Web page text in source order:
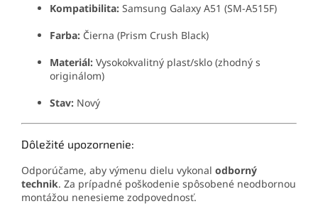
Kompatibilita: Samsung Galaxy A51 (SM-A515F)
Farba: Čierna (Prism Crush Black)
Materiál: Vysokokvalitný plast/sklo (zhodný s
originálom)
Stav: Nový
Dôležité upozornenie:
Odporúčame, aby výmenu dielu vykonal odborný
technik. Za prípadné poškodenie spôsobené neodbornou
montážou nenesieme zodpovednosť.